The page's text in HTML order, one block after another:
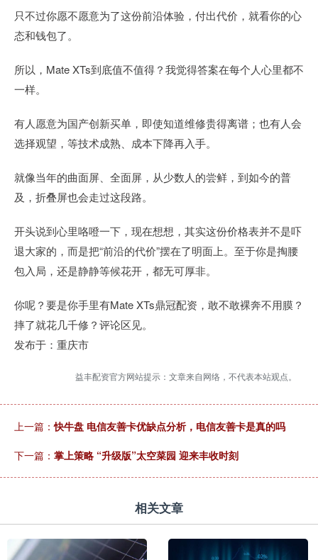
只不过你愿不愿意为了这份前沿体验，付出代价，就看你的心
态和钱包了。
所以，Mate XTs到底值不值得？我觉得答案在每个人心里都不
一样。
有人愿意为国产创新买单，即使知道维修贵得离谱；也有人会
选择观望，等技术成熟、成本下降再入手。
就像当年的曲面屏、全面屏，从少数人的尝鲜，到如今的普
及，折叠屏也会走过这段路。
开头说到心里咯噔一下，现在想想，其实这份价格表并不是吓
退大家的，而是把“前沿的代价”摆在了明面上。至于你是掏腰
包入局，还是静静等候花开，都无可厚非。
你呢？要是你手里有Mate XTs鼎冠配资，敢不敢裸奔不用膜？
摔了就花几千修？评论区见。
发布于：重庆市
益丰配资官方网站提示：文章来自网络，不代表本站观点。
上一篇：快牛盘 电信友善卡优缺点分析，电信友善卡是真的吗
下一篇： 掌上策略 “升级版”太空菜园 迎来丰收时刻
相关文章